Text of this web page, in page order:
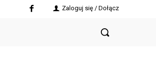
Zaloguj się / Dołącz